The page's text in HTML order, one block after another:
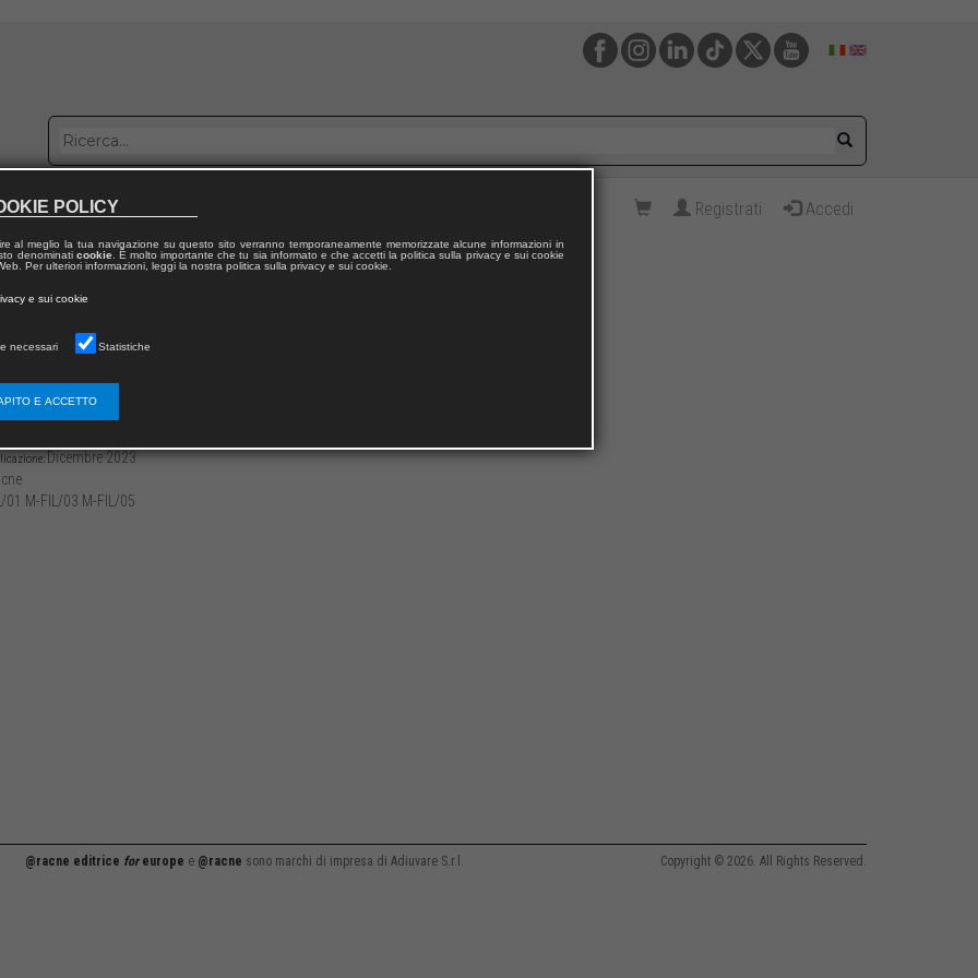
con noi Registrati Accedi
Dicembre 2023
01 M-FIL/03 M-FIL/05
@racne editrice foreurope e @racne sono marchi di impresa di Adiuvare S.r.l. Copyright © 2026. All Rights Reserved.
POLICY
al meglio la tua navigazione su questo sito verranno temporaneamente memorizzate alcune informazioni in
denominati cookie. È molto importante che tu sia informato e che accetti la politica sulla privacy e sui cookie
Per ulteriori informazioni, leggi la nostra politica sulla privacy e sui cookie.
e sui cookie
necessari Statistiche
E ACCETTO